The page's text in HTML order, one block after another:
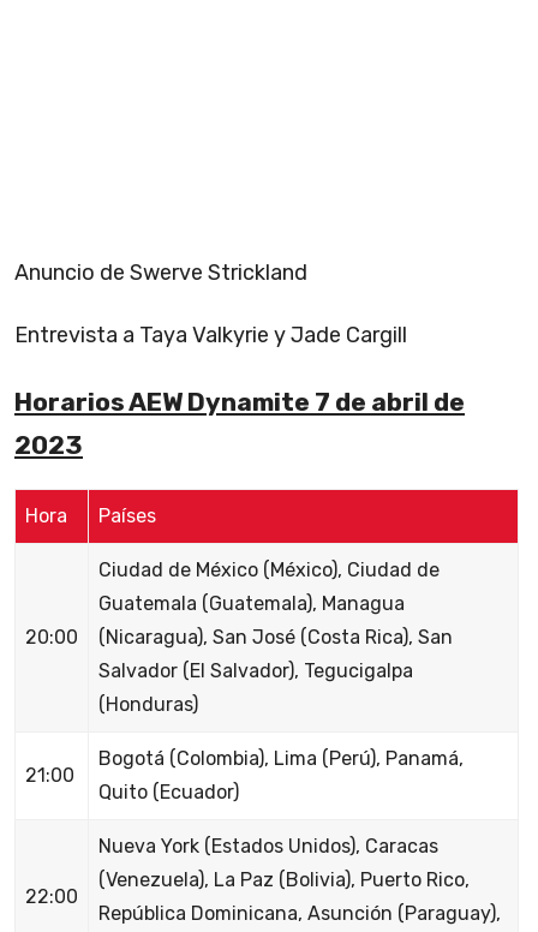
Anuncio de Swerve Strickland
Entrevista a Taya Valkyrie y Jade Cargill
Horarios AEW Dynamite 7 de abril de
2023
Hora Países
20:00
Ciudad de México (México), Ciudad de
Guatemala (Guatemala), Managua
(Nicaragua), San José (Costa Rica), San
Salvador (El Salvador), Tegucigalpa
(Honduras)
21:00
Bogotá (Colombia), Lima (Perú), Panamá,
Quito (Ecuador)
22:00
Nueva York (Estados Unidos), Caracas
(Venezuela), La Paz (Bolivia), Puerto Rico,
República Dominicana, Asunción (Paraguay),